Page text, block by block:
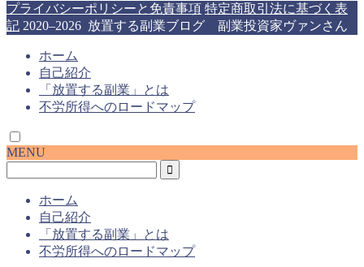
プライバシーポリシーと免責事項 特定商取引法に基づく表
記 2020–2026 放置する副業ブログ 副業投資家ヴァンさん
ホーム
自己紹介
「放置する副業」とは
不労所得へのロードマップ
MENU
ホーム
自己紹介
「放置する副業」とは
不労所得へのロードマップ